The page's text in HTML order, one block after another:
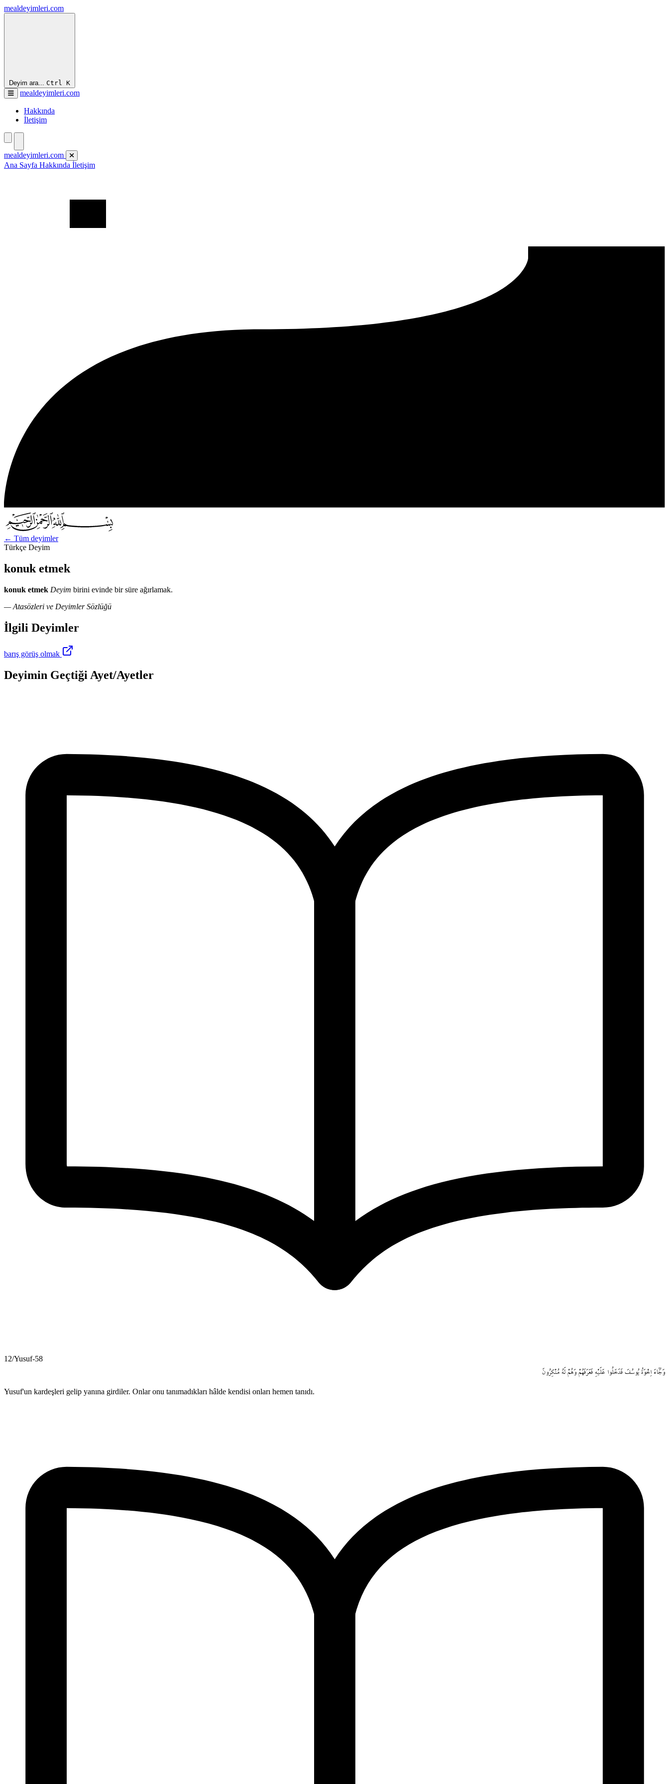
mealdeyimleri.com
Deyim ara... Ctrl K
mealdeyimleri.com
Hakkında
İletişim
mealdeyimleri.com
Ana Sayfa Hakkında İletişim
← Tüm deyimler
Türkçe Deyim
konuk etmek
konuk etmek Deyim birini evinde bir süre ağırlamak.
— Atasözleri ve Deyimler Sözlüğü
İlgili Deyimler
barış görüş olmak
Deyimin Geçtiği Ayet/Ayetler
12/Yusuf-58
وَجَٓاءَ اِخْوَةُ يُوسُفَ فَدَخَلُوا عَلَيْهِ فَعَرَفَهُمْ وَهُمْ لَهُ مُنْكِرُونَ
Yusuf'un kardeşleri gelip yanına girdiler. Onlar onu tanımadıkları hâlde kendisi onları hemen tanıdı.